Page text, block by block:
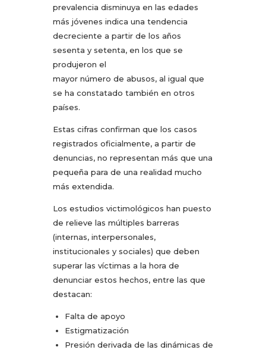
prevalencia disminuya en las edades
más jóvenes indica una tendencia
decreciente a partir de los años
sesenta y setenta, en los que se
produjeron el
mayor número de abusos, al igual que
se ha constatado también en otros
países.
Estas cifras confirman que los casos
registrados oficialmente, a partir de
denuncias, no representan más que una
pequeña para de una realidad mucho
más extendida.
Los estudios victimológicos han puesto
de relieve las múltiples barreras
(internas, interpersonales,
institucionales y sociales) que deben
superar las víctimas a la hora de
denunciar estos hechos, entre las que
destacan:
Falta de apoyo
Estigmatización
Presión derivada de las dinámicas de